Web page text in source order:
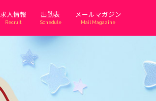
求人情報
Recruit
出勤表
Schedule
メールマガジン
Mail Magazine